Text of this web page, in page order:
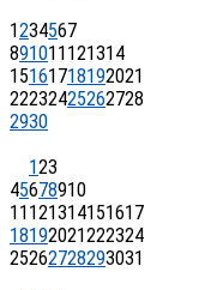
1234567
891011121314
15161718192021
22232425262728
2930
123
45678910
11121314151617
18192021222324
25262728293031